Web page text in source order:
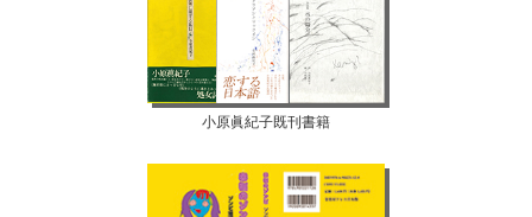
小原眞紀子既刊書籍